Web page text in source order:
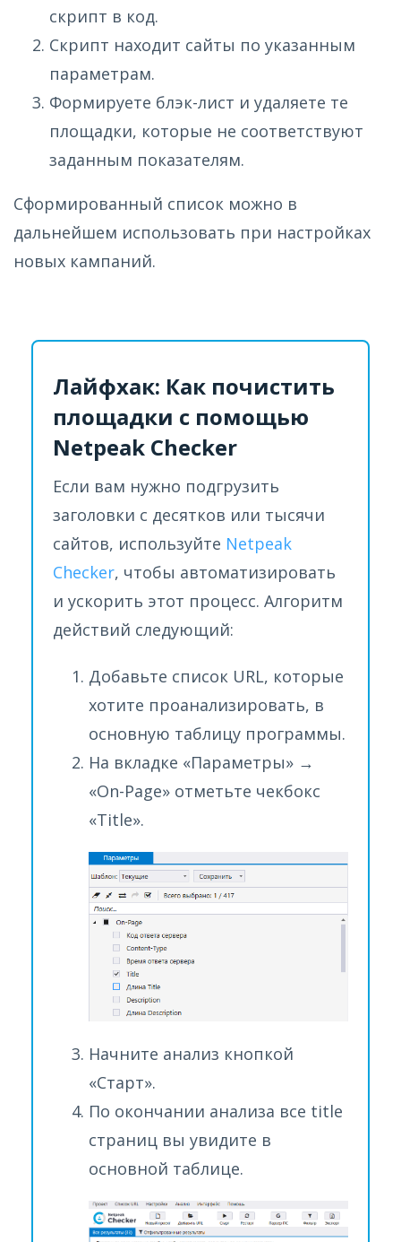
скрипт в код.
Скрипт находит сайты по указанным
параметрам.
Формируете блэк-лист и удаляете те
площадки, которые не соответствуют
заданным показателям.
Сформированный список можно в
дальнейшем использовать при настройках
новых кампаний.
Лайфхак: Как почистить
площадки с помощью
Netpeak Checker
Если вам нужно подгрузить
заголовки с десятков или тысячи
сайтов, используйте Netpeak
Checker, чтобы автоматизировать
и ускорить этот процесс. Алгоритм
действий следующий:
Добавьте список URL, которые
хотите проанализировать, в
основную таблицу программы.
На вкладке «Параметры» →
«On-Page» отметьте чекбокс
«Title».
Начните анализ кнопкой
«Старт».
По окончании анализа все title
страниц вы увидите в
основной таблице.